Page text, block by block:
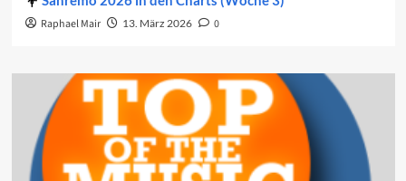
Raphael Mair 13. März 2026 0